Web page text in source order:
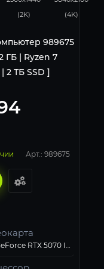
(2K)
(4K)
989675
ГБ | Ryzen 7
2 ТБ SSD ]
Арт.: 989675